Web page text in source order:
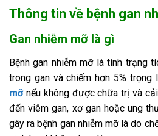
Thông tin về bệnh gan
Gan nhiễm mỡ là gì
Bệnh gan nhiễm mỡ là tình trạng
trong gan và chiếm hơn 5% trọng
mỡ nếu không được chữa trị và
đến viêm gan, xơ gan hoặc ung
gây ra bệnh gan nhiễm mỡ là do